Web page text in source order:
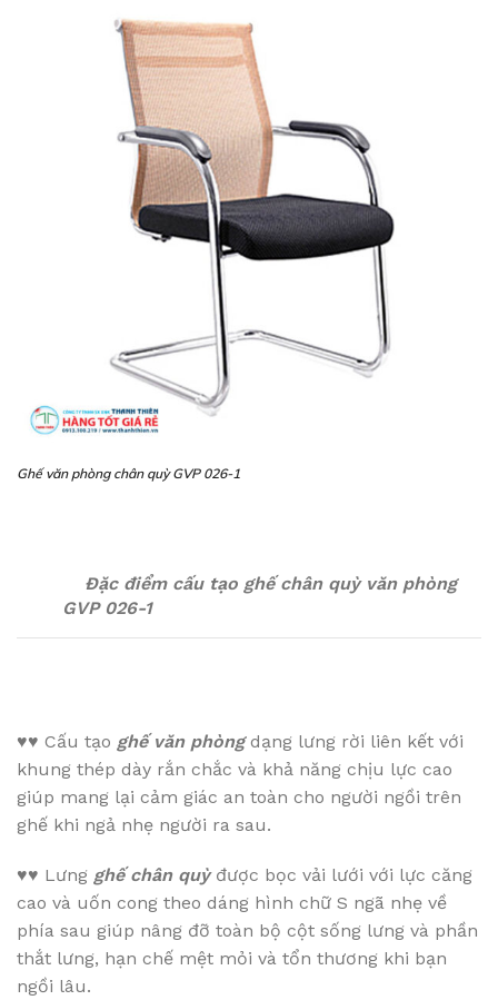
Ghế văn phòng chân quỳ GVP 026-1
Đặc điểm cấu tạo ghế chân quỳ văn phòng
GVP 026-1
♥♥ Cấu tạo ghế văn phòngdạng lưng rời liên kết với
khung thép dày rắn chắc và khả năng chịu lực cao
giúp mang lại cảm giác an toàn cho người ngồi trên
ghế khi ngả nhẹ người ra sau.
♥♥ Lưng ghế chân quỳđược bọc vải lưới với lực căng
cao và uốn cong theo dáng hình chữ S ngã nhẹ về
phía sau giúp nâng đỡ toàn bộ cột sống lưng và phần
thắt lưng, hạn chế mệt mỏi và tổn thương khi bạn
ngồi lâu.